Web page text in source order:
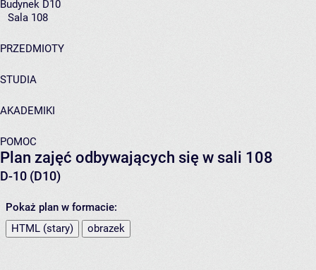
Budynek D10
Sala 108
PRZEDMIOTY
STUDIA
AKADEMIKI
POMOC
Plan zajęć odbywających się w sali 108
D-10 (D10)
Pokaż plan w formacie:
HTML (stary)
obrazek